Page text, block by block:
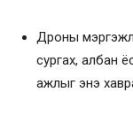
Дроны
сургах, албан
ажлыг энэ